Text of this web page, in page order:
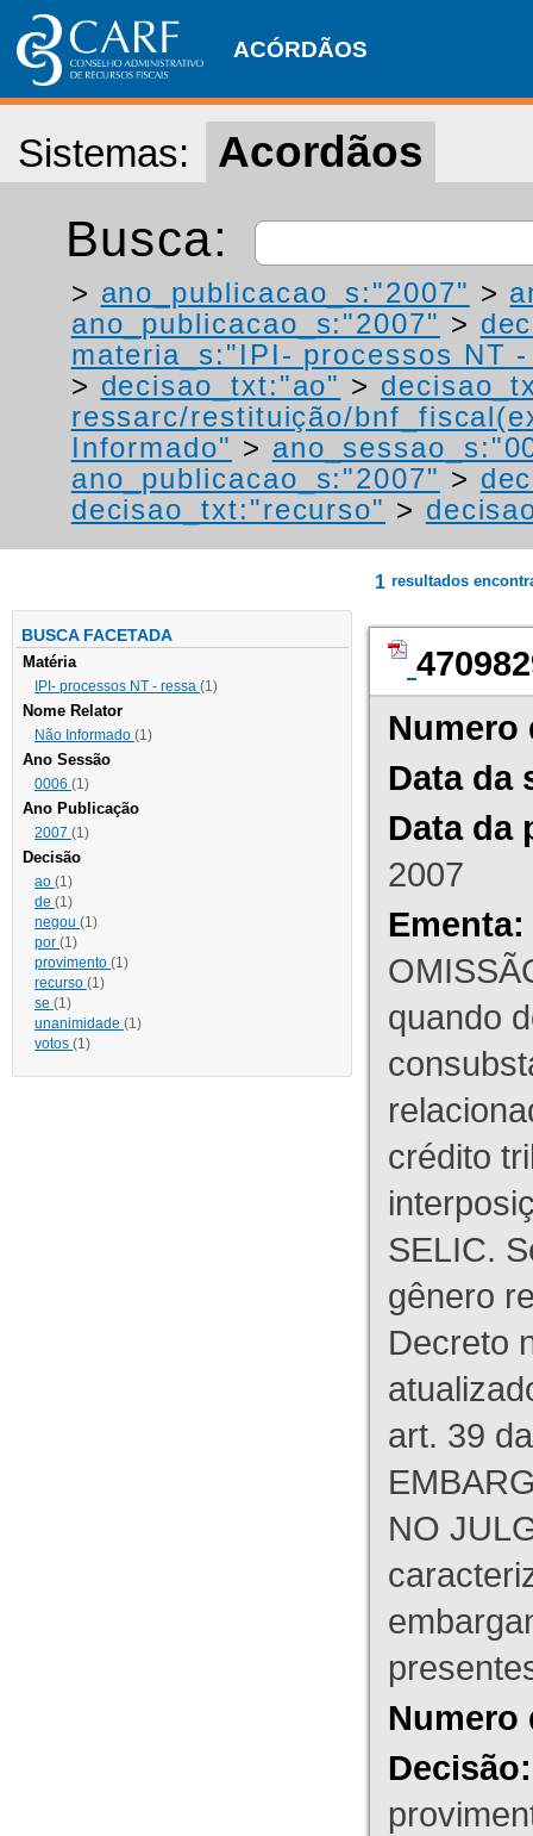
ACÓRDÃOS
Sistemas: Acordãos
Busca:
> ano_publicacao_s:"2007" >
ano_publicacao_s:"2007" >
materia_s:"IPI- processos NT
> decisao_txt:"ao" >
ressarc/restituição/
Informado" >
ano_publicacao_s:"2007" >
decisao_txt:"recurso" >
BUSCA FACETADA
Matéria
IPI- processos NT - ressa (1)
Nome Relator
Não Informado (1)
Ano Sessão
0006 (1)
Ano Publicação
2007 (1)
Decisão
ao (1)
de (1)
negou (1)
por (1)
provimento (1)
recurso (1)
se (1)
unanimidade (1)
votos (1)
1 resultados
Numero
Data da
Data da
2007
Ementa:
quando
crédito
SELIC.
gênero
Decreto
art. 39
NO
Numero
Decisão: